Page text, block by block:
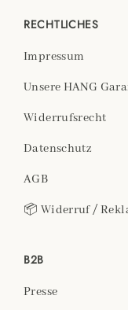
RECHTLICHES
Impressum
Unsere HANG
Widerrufsrecht
Datenschutz
AGB
📦 Widerruf /
B2B
Presse